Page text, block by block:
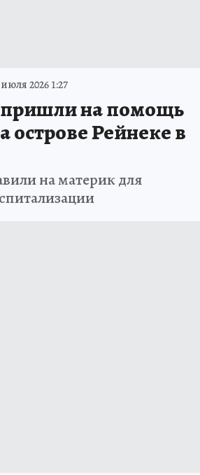
2026 1:27
пришли на помощь
острове Рейнеке в
на материк для